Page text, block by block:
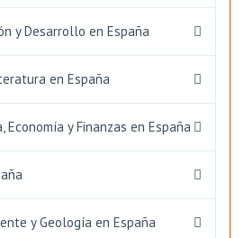
y Desarrollo en España
en España
y Finanzas en España
y Geología en España